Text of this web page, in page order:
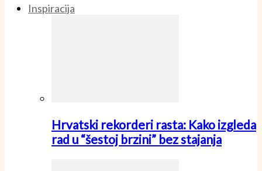
Inspiracija
Hrvatski rekorderi rasta: Kako izgleda
rad u “šestoj brzini” bez stajanja